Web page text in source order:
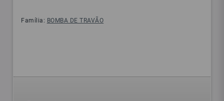
Família: BOMBA DE TRAVÃO